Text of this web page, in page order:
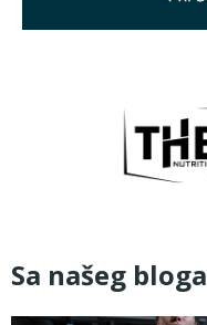
Sa našeg bloga